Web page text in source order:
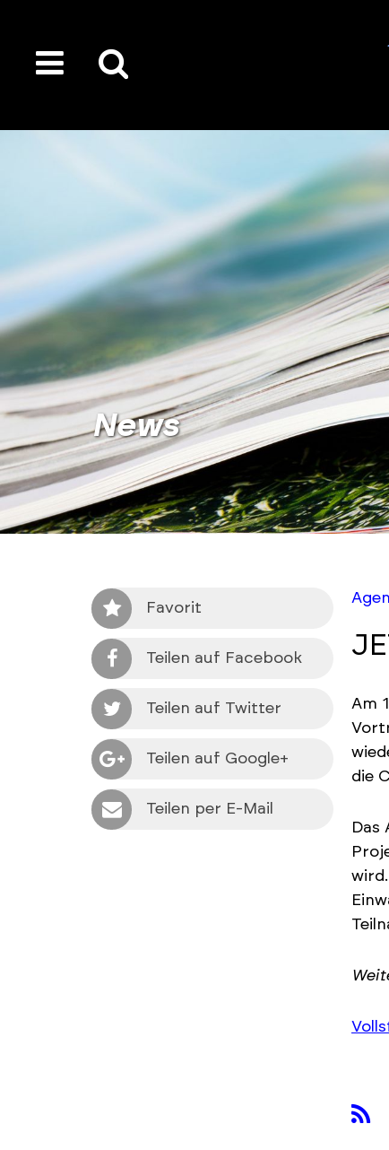
toggle
der
News
Favorit
Teilen auf Facebook
Teilen auf Twitter
Teilen auf Google+
Teilen per E-Mail
Am
die
Das
rss